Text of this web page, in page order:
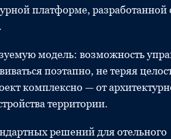
платформе, разработанной
модель: возможность
поэтапно, не теряя
комплексно — от
территории.
решений для отельного